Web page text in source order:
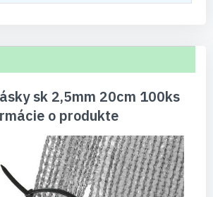
sk 2,5mm 20cm 100ks
o produkte